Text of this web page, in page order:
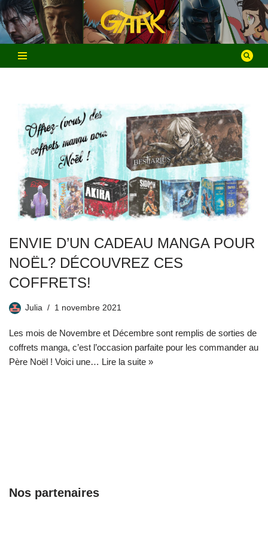
Aller
au
contenu
ENVIE D’UN CADEAU MANGA POUR
NOËL? DÉCOUVREZ CES
COFFRETS!
Julia 1 novembre 2021
Les mois de Novembre et Décembre sont remplis de sorties de
coffrets manga, c’est l’occasion parfaite pour les commander au
Père Noël ! Voici une… Lire la suite »
Nos partenaires